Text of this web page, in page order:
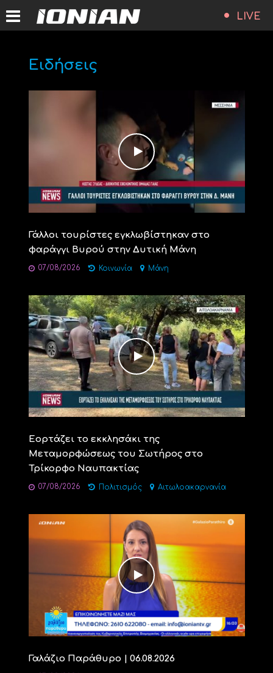
LIVE
Ειδήσεις
Γάλλοι τουρίστες εγκλωβίστηκαν στο
φαράγγι Βυρού στην Δυτική Μάνη
07/08/2026 Κοινωνία Μάνη
Εορτάζει το εκκλησάκι της
Μεταμορφώσεως του Σωτήρος στο
Τρίκορφο Ναυπακτίας
07/08/2026 Πολιτισμός Αιτωλοακαρνανία
Γαλάζιο Παράθυρο | 06.08.2026